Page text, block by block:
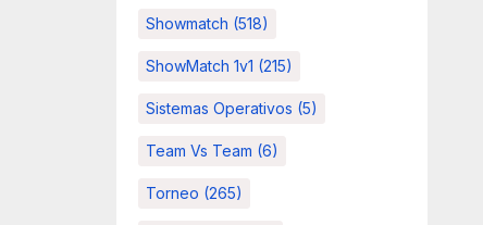
Showmatch (518)
ShowMatch 1v1 (215)
Sistemas Operativos (5)
Team Vs Team (6)
Torneo (265)